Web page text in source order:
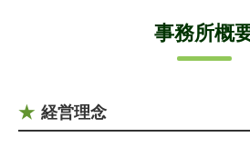
事務所概
経営理念